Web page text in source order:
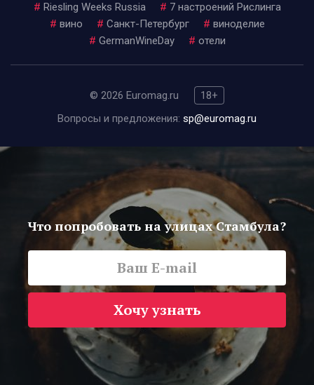
# Riesling Weeks Russia # 7 настроений Рислинга
# вино # Санкт-Петербург # виноделие
# GermanWineDay # отели
© 2026 Euromag.ru
18+
Вопросы и предложения: sp@euromag.ru
Что попробовать на улицах Стамбула?
Хочу узнать